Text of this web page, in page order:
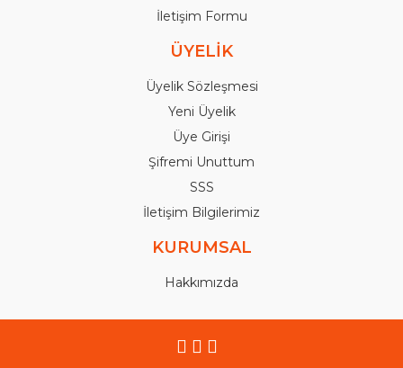
İletişim Formu
ÜYELİK
Üyelik Sözleşmesi
Yeni Üyelik
Üye Girişi
Şifremi Unuttum
SSS
İletişim Bilgilerimiz
KURUMSAL
Hakkımızda